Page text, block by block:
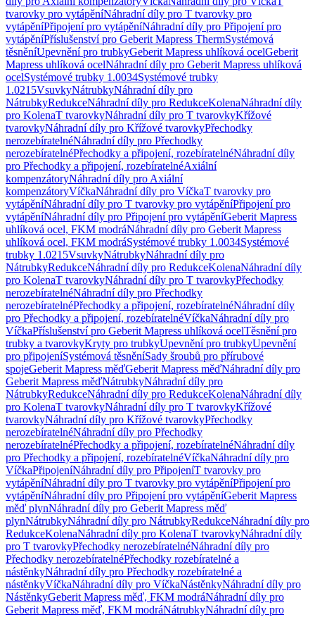
tvarovky pro vytápěníNáhradní díly pro T tvarovky pro
vytápěníPřipojení pro vytápěníNáhradní díly pro Připojení pro
vytápěníPříslušenství pro Geberit Mapress ThermSystémová
těsněníUpevnění pro trubkyGeberit Mapress uhlíková ocelGeberit
Mapress uhlíková ocelNáhradní díly pro Geberit Mapress uhlíková
ocelSystémové trubky 1.0034Systémové trubky
1.0215VsuvkyNátrubkyNáhradní díly pro
NátrubkyRedukceNáhradní díly pro RedukceKolenaNáhradní díly
pro KolenaT tvarovkyNáhradní díly pro T tvarovkyKřížové
tvarovkyNáhradní díly pro Křížové tvarovkyPřechodky
nerozebíratelnéNáhradní díly pro Přechodky
nerozebíratelnéPřechodky a připojení, rozebíratelnéNáhradní díly
pro Přechodky a připojení, rozebíratelnéAxiální
kompenzátoryNáhradní díly pro Axiální
kompenzátoryVíčkaNáhradní díly pro VíčkaT tvarovky pro
vytápěníNáhradní díly pro T tvarovky pro vytápěníPřipojení pro
vytápěníNáhradní díly pro Připojení pro vytápěníGeberit Mapress
uhlíková ocel, FKM modráNáhradní díly pro Geberit Mapress
uhlíková ocel, FKM modráSystémové trubky 1.0034Systémové
trubky 1.0215VsuvkyNátrubkyNáhradní díly pro
NátrubkyRedukceNáhradní díly pro RedukceKolenaNáhradní díly
pro KolenaT tvarovkyNáhradní díly pro T tvarovkyPřechodky
nerozebíratelnéNáhradní díly pro Přechodky
nerozebíratelnéPřechodky a připojení, rozebíratelnéNáhradní díly
pro Přechodky a připojení, rozebíratelnéVíčkaNáhradní díly pro
VíčkaPříslušenství pro Geberit Mapress uhlíková ocelTěsnění pro
trubky a tvarovkyKryty pro trubkyUpevnění pro trubkyUpevnění
pro připojeníSystémová těsněníSady šroubů pro přírubové
spojeGeberit Mapress měďGeberit Mapress měďNáhradní díly pro
Geberit Mapress měďNátrubkyNáhradní díly pro
NátrubkyRedukceNáhradní díly pro RedukceKolenaNáhradní díly
pro KolenaT tvarovkyNáhradní díly pro T tvarovkyKřížové
tvarovkyNáhradní díly pro Křížové tvarovkyPřechodky
nerozebíratelnéNáhradní díly pro Přechodky
nerozebíratelnéPřechodky a připojení, rozebíratelnéNáhradní díly
pro Přechodky a připojení, rozebíratelnéVíčkaNáhradní díly pro
VíčkaPřipojeníNáhradní díly pro PřipojeníT tvarovky pro
vytápěníNáhradní díly pro T tvarovky pro vytápěníPřipojení pro
vytápěníNáhradní díly pro Připojení pro vytápěníGeberit Mapress
měď plynNáhradní díly pro Geberit Mapress měď
plynNátrubkyNáhradní díly pro NátrubkyRedukceNáhradní díly pro
RedukceKolenaNáhradní díly pro KolenaT tvarovkyNáhradní díly
pro T tvarovkyPřechodky nerozebíratelnéNáhradní díly pro
Přechodky nerozebíratelnéPřechodky rozebíratelné a
nástěnkyNáhradní díly pro Přechodky rozebíratelné a
nástěnkyVíčkaNáhradní díly pro VíčkaNástěnkyNáhradní díly pro
NástěnkyGeberit Mapress měď, FKM modráNáhradní díly pro
Geberit Mapress měď, FKM modráNátrubkyNáhradní díly pro